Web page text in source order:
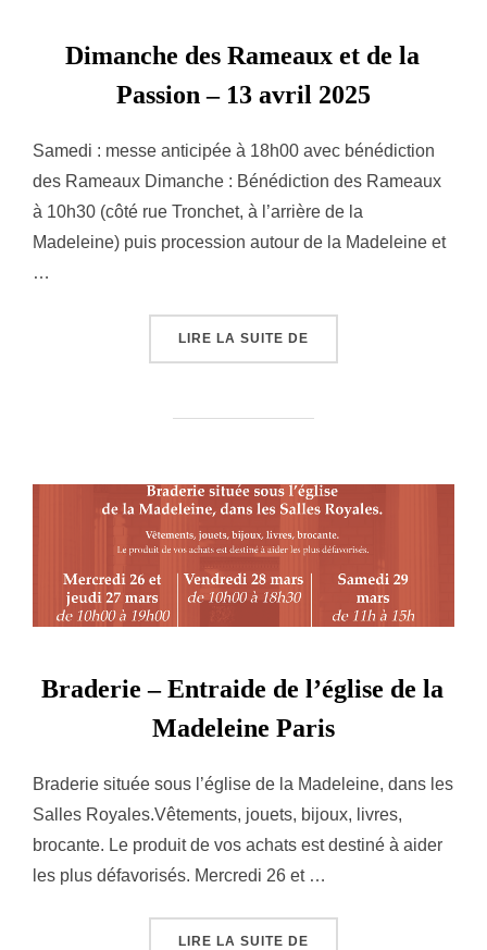
Dimanche des Rameaux et de la
Passion – 13 avril 2025
Samedi : messe anticipée à 18h00 avec bénédiction
des Rameaux Dimanche : Bénédiction des Rameaux
à 10h30 (côté rue Tronchet, à l’arrière de la
Madeleine) puis procession autour de la Madeleine et
…
LIRE LA SUITE DE
Braderie – Entraide de l’église de la
Madeleine Paris
Braderie située sous l’église de la Madeleine, dans les
Salles Royales.Vêtements, jouets, bijoux, livres,
brocante. Le produit de vos achats est destiné à aider
les plus défavorisés. Mercredi 26 et …
LIRE LA SUITE DE